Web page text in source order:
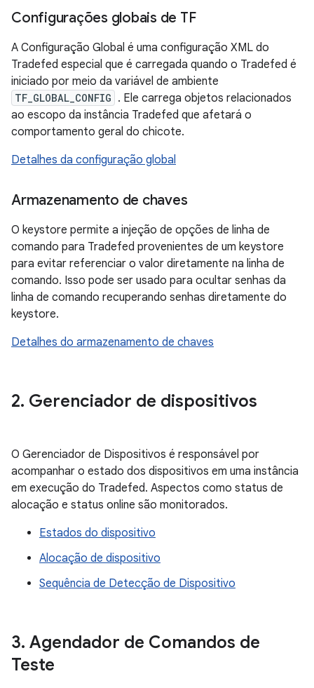
Configurações globais de TF
A Configuração Global é uma configuração XML do
Tradefed especial que é carregada quando o Tradefed é
iniciado por meio da variável de ambiente
TF_GLOBAL_CONFIG . Ele carrega objetos relacionados
ao escopo da instância Tradefed que afetará o
comportamento geral do chicote.
Detalhes da configuração global
Armazenamento de chaves
O keystore permite a injeção de opções de linha de
comando para Tradefed provenientes de um keystore
para evitar referenciar o valor diretamente na linha de
comando. Isso pode ser usado para ocultar senhas da
linha de comando recuperando senhas diretamente do
keystore.
Detalhes do armazenamento de chaves
2. Gerenciador de dispositivos
O Gerenciador de Dispositivos é responsável por
acompanhar o estado dos dispositivos em uma instância
em execução do Tradefed. Aspectos como status de
alocação e status online são monitorados.
Estados do dispositivo
Alocação de dispositivo
Sequência de Detecção de Dispositivo
3. Agendador de Comandos de
Teste